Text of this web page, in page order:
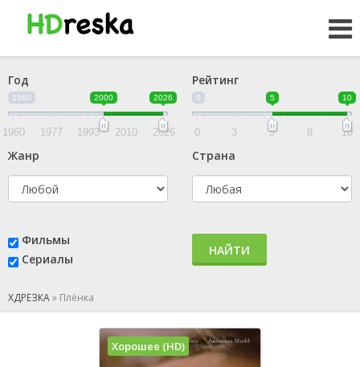
Год
1960 2000 2026
1960 1977 1993 2010 2026
Рейтинг
0 5 10
0 3 5 8 10
Жанр Страна
Фильмы
Сериалы
НАЙТИ
ХДРЕЗКА» Плёнка
Хорошее (HD)